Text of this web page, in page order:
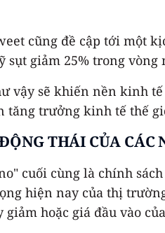
cũng đề cập tới một
sụt giảm 25% trong
vậy sẽ khiến nền kinh
tăng trưởng kinh tế thế
THÁI CỦA CÁC
cuối cùng là chính
hiện nay của thị
giảm hoặc giá đầu vào